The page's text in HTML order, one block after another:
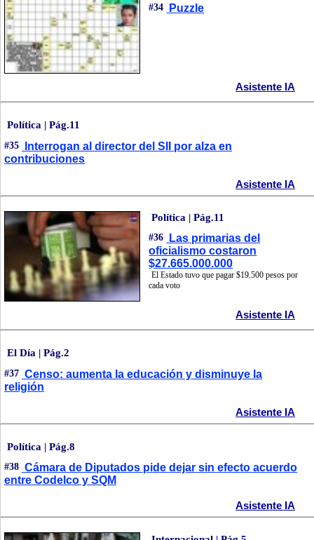
#34 Puzzle
Asistente IA
Política | Pág.11
#35
Interrogan al director del SII por alza en
contribuciones
Asistente IA
Política | Pág.11
#36
Las primarias del
oficialismo costaron
$27.665.000.000
El Estado tuvo que pagar $19.500 pesos por
cada voto
Asistente IA
El Día | Pág.2
#37 Censo: aumenta la educación y disminuye la
religión
Asistente IA
Política | Pág.8
#38 Cámara de Diputados pide dejar sin efecto acuerdo
entre Codelco y SQM
Asistente IA